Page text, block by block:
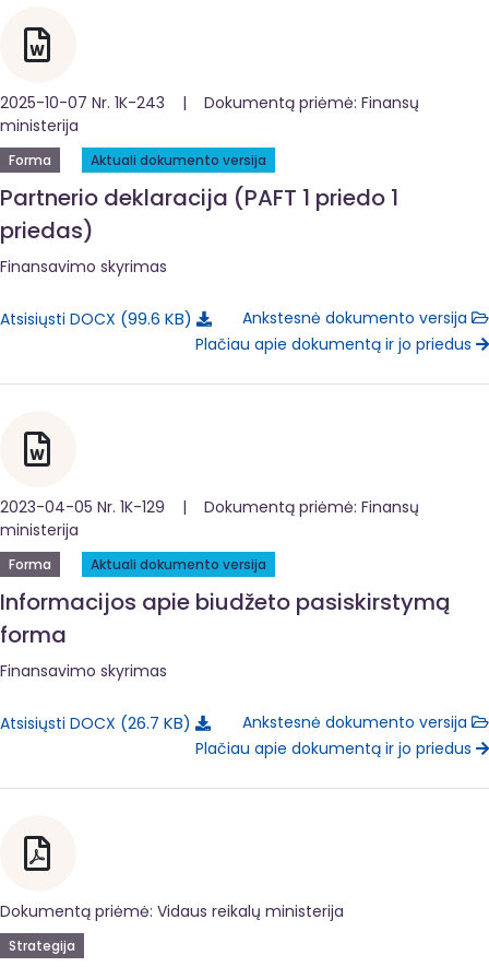
2025-10-07 Nr. 1K-243 | Dokumentą priėmė: Finansų
ministerija
Forma Aktuali dokumento versija
Partnerio deklaracija (PAFT 1 priedo 1
priedas)
Finansavimo skyrimas
Atsisiųsti DOCX 99.6 KB
Ankstesnė dokumento versija
Plačiau apie dokumentą ir jo priedus
2023-04-05 Nr. 1K-129 | Dokumentą priėmė: Finansų
ministerija
Forma Aktuali dokumento versija
Informacijos apie biudžeto pasiskirstymą
forma
Finansavimo skyrimas
Atsisiųsti DOCX 26.7 KB
Ankstesnė dokumento versija
Plačiau apie dokumentą ir jo priedus
Dokumentą priėmė: Vidaus reikalų ministerija
Strategija